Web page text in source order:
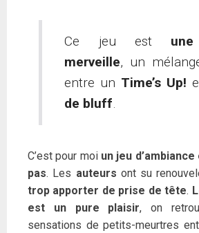
Ce jeu est
merveille, un
entre un Time’s Up!
de bluff.
C’est pour moi un jeu d’ambiance
pas. Les auteurs ont su
trop apporter de prise de tête.
est un pure plaisir, on
sensations de petits-meurtres